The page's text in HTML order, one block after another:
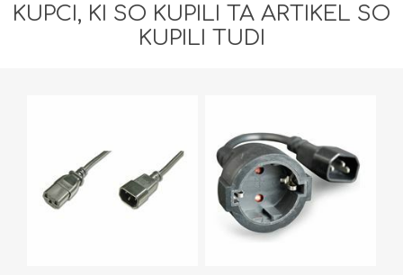
KUPCI, KI SO KUPILI TA ARTIKEL SO
KUPILI TUDI